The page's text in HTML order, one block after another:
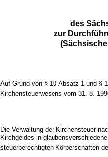
des
zur
Auf Grund von § 10 Absatz 1 und §
Kirchensteuerwesens vom 31. 8.
Die Verwaltung der Kirchensteuer
Kirchgeldes in
steuerberechtigten Körperschaften